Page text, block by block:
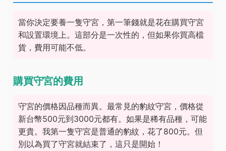
當你決定要養一隻守宮，第一筆錢就是花在購買守宮
和設置環境上。這部分是一次性的，但如果你買高檔
貨，費用可能不低。
購買守宮的費用
守宮的價格因品種而異。最常見的豹紋守宮，價格從
新台幣500元到3000元都有。如果是稀有品種，可能
更貴。我第一隻守宮是普通的豹紋，花了800元。但
別以為買了守宮就結束了，這只是開始！